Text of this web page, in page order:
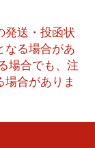
発送・投函状
なる場合があ
場合でも、注
合がありま